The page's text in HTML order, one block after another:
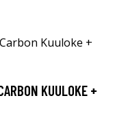
KUULOKE +